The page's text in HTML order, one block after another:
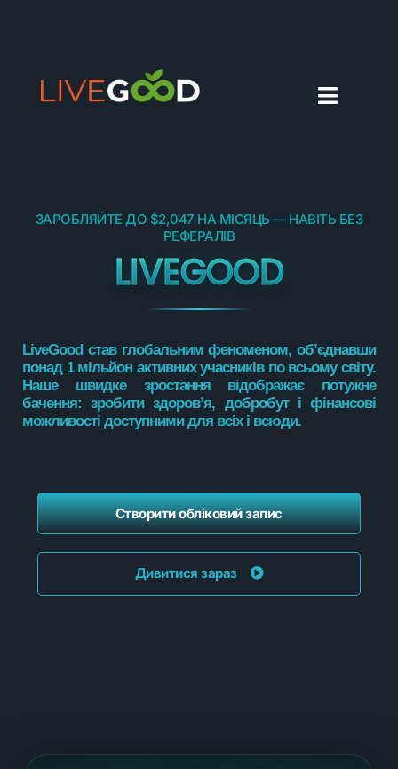
ЗАРОБЛЯЙТЕ ДО $2,047 НА МІСЯЦЬ — НАВІТЬ БЕЗ
РЕФЕРАЛІВ
LIVEGOOD
LiveGood став глобальним феноменом, об’єднавши
понад 1 мільйон активних учасників по всьому світу.
Наше швидке зростання відображає потужне
бачення: зробити здоров’я, добробут і фінансові
можливості доступними для всіх і всюди.
Створити обліковий запис
Дивитися зараз